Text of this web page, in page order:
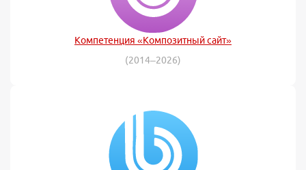
Компетенция «Композитный сайт»
(2014–2026)